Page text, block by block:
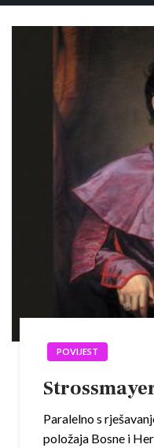
POVIJEST
Paralelno s
položaja Bosne i